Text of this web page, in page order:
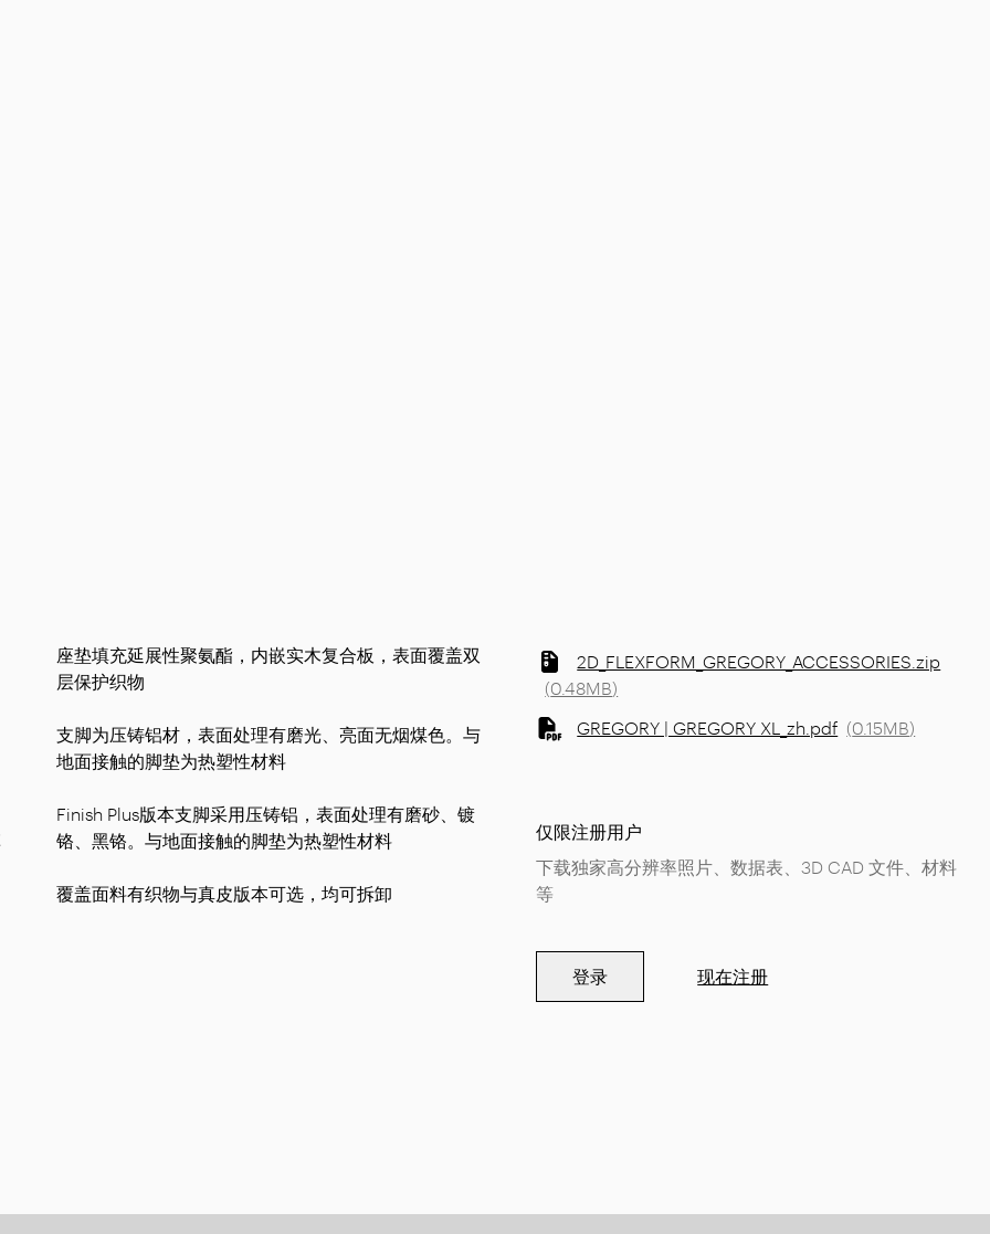
座垫填充延展性聚氨酯，内嵌实木复合板，表面覆盖双
层保护织物
支脚为压铸铝材，表面处理有磨光、亮面无烟煤色。与
地面接触的脚垫为热塑性材料
Finish Plus版本支脚采用压铸铝，表面处理有磨砂、镀
铬、黑铬。与地面接触的脚垫为热塑性材料
覆盖面料有织物与真皮版本可选，均可拆卸
2D_FLEXFORM_GREGORY_ACCESSORIES.zip
(0.48MB)
GREGORY | GREGORY XL_zh.pdf (0.15MB)
仅限注册用户
下载独家高分辨率照片、数据表、3D CAD 文件、材料
等
登录 现在注册